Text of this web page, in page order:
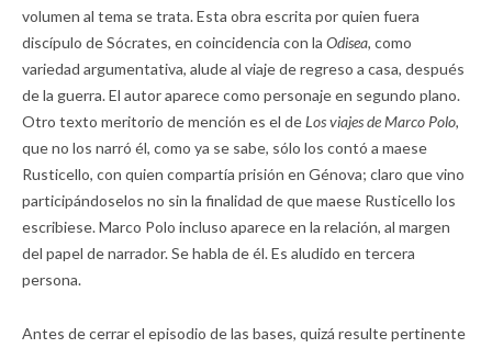
volumen al tema se trata. Esta obra escrita por quien fuera
discípulo de Sócrates, en coincidencia con la Odisea, como
variedad argumentativa, alude al viaje de regreso a casa, después
de la guerra. El autor aparece como personaje en segundo plano.
Otro texto meritorio de mención es el deLos viajes de Marco Polo,
que no los narró él, como ya se sabe, sólo los contó a maese
Rusticello, con quien compartía prisión en Génova; claro que vino
participándoselos no sin la finalidad de que maese Rusticello los
escribiese. Marco Polo incluso aparece en la relación, al margen
del papel de narrador. Se habla de él. Es aludido en tercera
persona.
Antes de cerrar el episodio de las bases, quizá resulte pertinente